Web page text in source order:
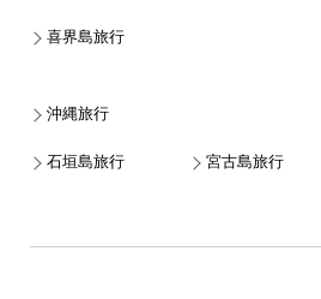
喜界島旅行
沖縄旅行
石垣島旅行 宮古島旅行